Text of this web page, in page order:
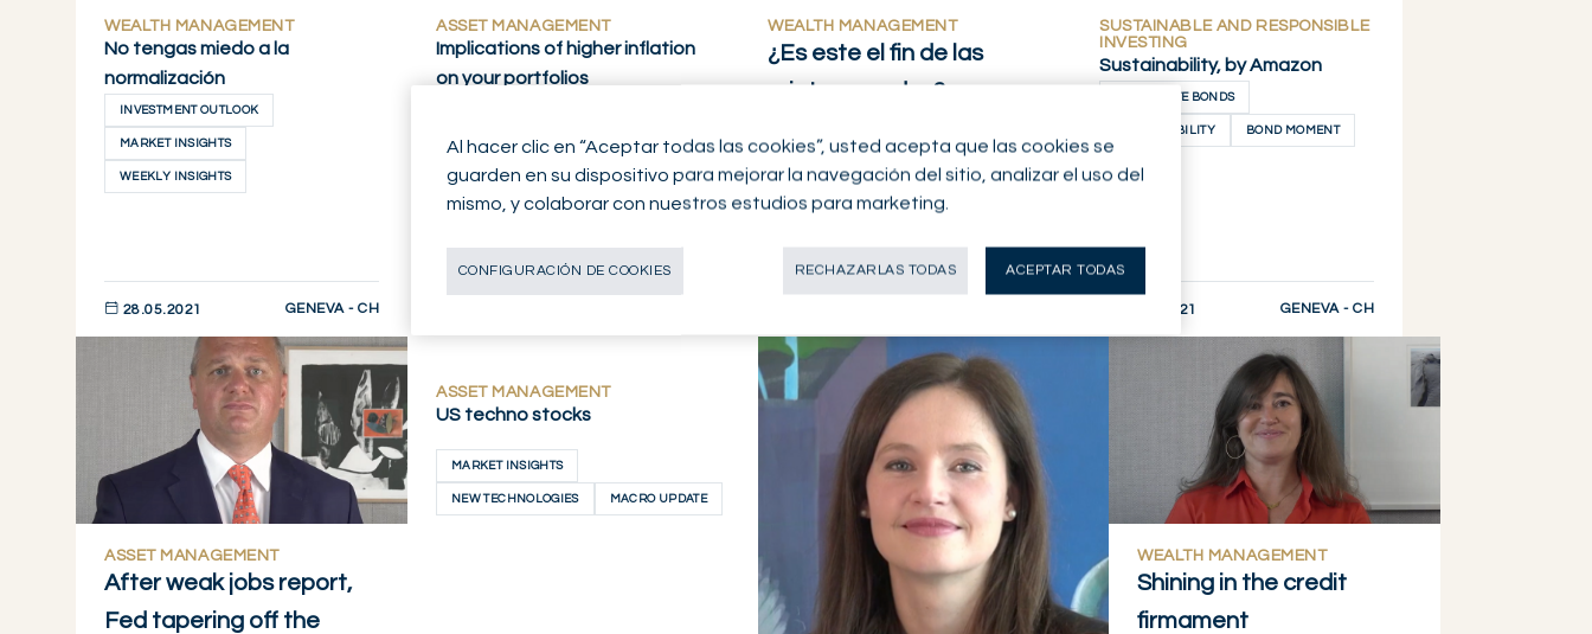
WEALTH MANAGEMENT
No tengas miedo a la
normalización
INVESTMENT OUTLOOK
MARKET INSIGHTS
WEEKLY INSIGHTS
28.05.2021 GENEVA - CH
DESCUBRIR AHORA
ASSET MANAGEMENT
Implications of higher inflation
on your portfolios
MACRO UPDATE
WEALTH MANAGEMENT
¿Es este el fin de las
criptomonedas?
MARKET INSIGHTS DIGITAL
WEEKLY INSIGHTS
DESCUBRIR AHORA
SUSTAINABLE AND RESPONSIBLE
INVESTING
Sustainability, by Amazon
CORPORATE BONDS
SUSTAINABILITY BOND MOMENT
17.05.2021 GENEVA - CH
ASSET MANAGEMENT
After weak jobs report,
Fed tapering off the
ASSET MANAGEMENT
US techno stocks
MARKET INSIGHTS
NEW TECHNOLOGIES MACRO UPDATE
WEALTH MANAGEMENT
Shining in the credit
firmament
Al hacer clic en “Aceptar todas las cookies”, usted acepta que las cookies se
guarden en su dispositivo para mejorar la navegación del sitio, analizar el uso del
mismo, y colaborar con nuestros estudios para marketing.
CONFIGURACIÓN DE COOKIES RECHAZARLAS TODAS ACEPTAR TODAS